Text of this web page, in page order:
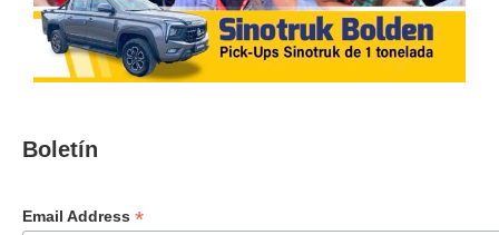
Boletín
Email Address *